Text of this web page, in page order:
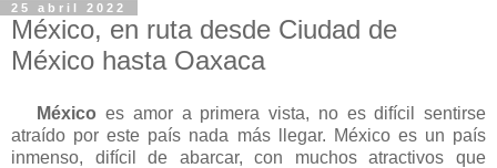
25 abril 2022
México, en ruta desde Ciudad de
México hasta Oaxaca
México es amor a primera vista, no es difícil sentirse
atraído por este país nada más llegar. México es un país
inmenso, difícil de abarcar, con muchos atractivos que